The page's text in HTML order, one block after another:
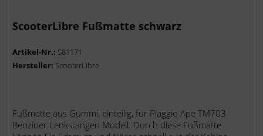
ScooterLibre Fußmatte schwarz
Artikel-Nr.: 581171
Hersteller: ScooterLibre
Fußmatte aus Gummi, einteilig, für Piaggio Ape TM703
Benziner Lenkstangen Modell. Durch diese Fußmatte